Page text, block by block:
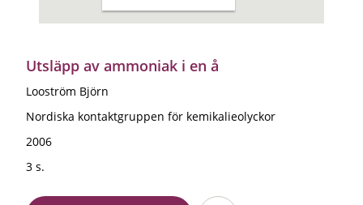
Utsläpp av ammoniak i en å
Looström Björn
Nordiska kontaktgruppen för kemikalieolyckor
2006
3 s.